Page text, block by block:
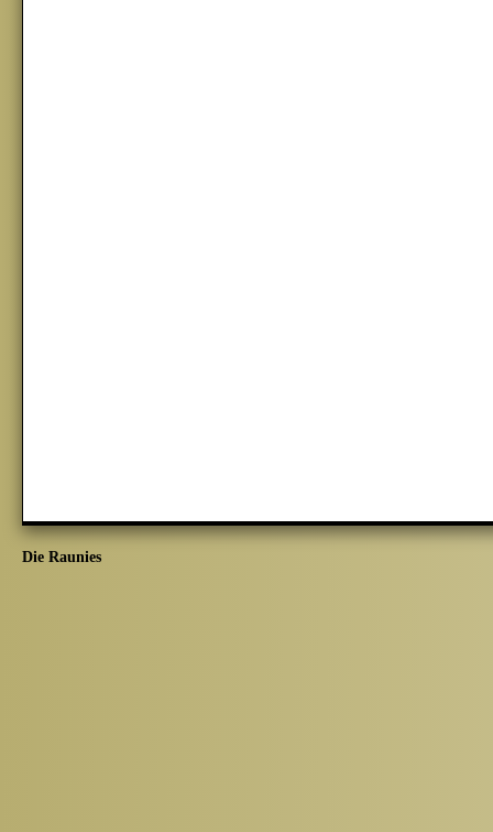
Die Raunies